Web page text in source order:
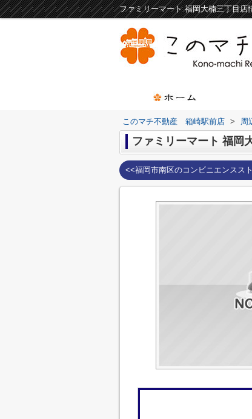
このマチ不動産 箱崎駅前店 > 周
ファミリーマート 福岡
<<福岡市南区のコンビニエンスス